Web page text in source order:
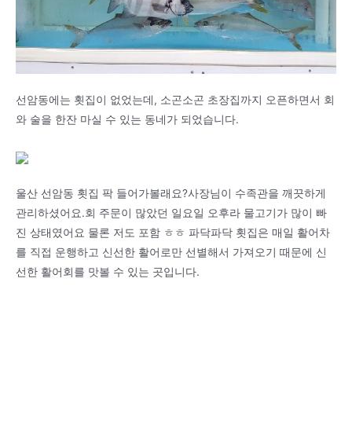
선암동에는 횟집이 없었는데, 소곤소곤 초장집까지 오픈하면서 회
와 술을 한잔 마실 수 있는 동네가 되었습니다.
울산 선암동 횟집 팍 들어가볼래요?사장님이 수족관을 깨끗하게
관리하셨어요.회 주문이 많았던 일요일 오후라 물고기가 많이 빠
진 상태였어요 물론 저도 포함 ㅎㅎ 파닥파닥 횟집은 매일 활어차
를 직접 운행하고 신선한 활어로만 선별해서 가져오기 때문에 신
선한 활어회를 맛볼 수 있는 곳입니다.